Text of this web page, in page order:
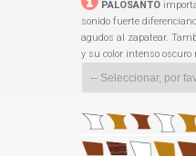
PALOSANTO
sonido fuerte
agudos al zapatear.
y su color intenso oscuro